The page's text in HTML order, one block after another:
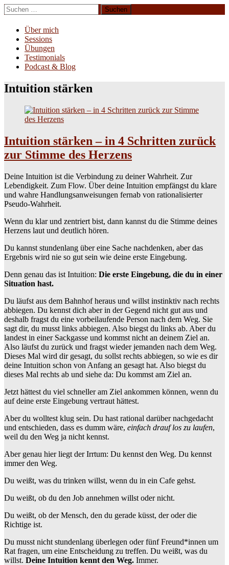
Zum
Inhalt
springen
Suchen
nach:
Über mich
Sessions
Übungen
Testimonials
Podcast & Blog
Intuition stärken
Intuition stärken – in 4 Schritten zurück
zur Stimme des Herzens
Deine Intuition ist die Verbindung zu deiner Wahrheit. Zur
Lebendigkeit. Zum Flow. Über deine Intuition empfängst du klare
und wahre Handlungsanweisungen fernab von rationalisierter
Pseudo-Wahrheit.
Wenn du klar und zentriert bist, dann kannst du die Stimme deines
Herzens laut und deutlich hören.
Du kannst stundenlang über eine Sache nachdenken, aber das
Ergebnis wird nie so gut sein wie deine erste Eingebung.
Denn genau das ist Intuition: Die erste Eingebung, die du in einer
Situation hast.
Du läufst aus dem Bahnhof heraus und willst instinktiv nach rechts
abbiegen. Du kennst dich aber in der Gegend nicht gut aus und
deshalb fragst du eine vorbeilaufende Person nach dem Weg. Sie
sagt dir, du musst links abbiegen. Also biegst du links ab. Aber du
landest in einer Sackgasse und kommst nicht an deinem Ziel an.
Also läufst du zurück und fragst wieder jemanden nach dem Weg.
Dieses Mal wird dir gesagt, du sollst rechts abbiegen, so wie es dir
deine Intuition schon von Anfang an gesagt hat. Also biegst du
dieses Mal rechts ab und siehe da: Du kommst am Ziel an.
Jetzt hättest du viel schneller am Ziel ankommen können, wenn du
auf deine erste Eingebung vertraut hättest.
Aber du wolltest klug sein. Du hast rational darüber nachgedacht
und entschieden, dass es dumm wäre, einfach drauf los zu laufen,
weil du den Weg ja nicht kennst.
Aber genau hier liegt der Irrtum: Du kennst den Weg. Du kennst
immer den Weg.
Du weißt, was du trinken willst, wenn du in ein Cafe gehst.
Du weißt, ob du den Job annehmen willst oder nicht.
Du weißt, ob der Mensch, den du gerade küsst, der oder die
Richtige ist.
Du musst nicht stundenlang überlegen oder fünf Freund*innen um
Rat fragen, um eine Entscheidung zu treffen. Du weißt, was du
willst. Deine Intuition kennt den Weg. Immer.